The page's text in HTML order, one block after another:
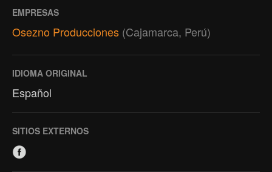
EMPRESAS
Osezno Producciones (Cajamarca, Perú)
IDIOMA ORIGINAL
Español
SITIOS EXTERNOS